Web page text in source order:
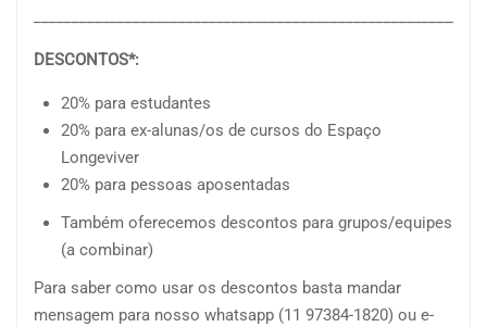
DESCONTOS*:
20% para estudantes
20% para ex-alunas/os de cursos do Espaço
Longeviver
20% para pessoas aposentadas
Também oferecemos descontos para grupos/equipes
(a combinar)
Para saber como usar os descontos basta mandar
mensagem para nosso whatsapp (11 97384-1820) ou e-